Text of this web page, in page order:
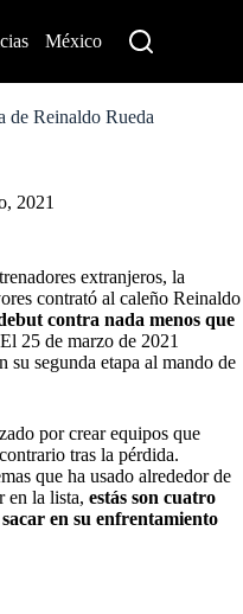
México
de Reinaldo Rueda
2021
extranjeros, la
contrató al caleño Reinaldo
contra nada menos que
El 25 de marzo de 2021
segunda etapa al mando de
por crear equipos que
tras la pérdida.
que ha usado alrededor de
en la lista, estás son cuatro
en su enfrentamiento